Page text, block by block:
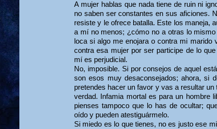
A mujer hablas que nada tiene de ruin ni
no saben ser constantes en sus aficiones.
resiste y le ofrece batalla. Este los maneja,
a mí no menos; ¿cómo no a otras lo
loca si algo me enojara o contra mi marido
contra esa mujer por ser participe de lo
mí es perjudicial.
No, imposible. Si por consejos de aquel
son esos muy desaconsejados; ahora, si
pretendes hacer un favor y vas a resultar
verdad. Infamia mortal es para un hombre
pienses tampoco que lo has de ocultar;
oído y pueden atestiguármelo.
Si miedo es lo que tienes, no es justo ese